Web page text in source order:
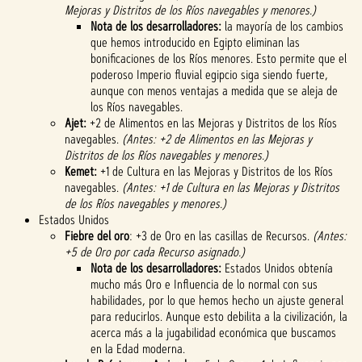
Mejoras y Distritos de los Ríos navegables y menores.)
Nota de los desarrolladores: la mayoría de los cambios
que hemos introducido en Egipto eliminan las
bonificaciones de los Ríos menores. Esto permite que el
poderoso Imperio fluvial egipcio siga siendo fuerte,
aunque con menos ventajas a medida que se aleja de
los Ríos navegables.
Ajet:+2 de Alimentos en las Mejoras y Distritos de los Ríos
navegables. (Antes: +2 de Alimentos en las Mejoras y
Distritos de los Ríos navegables y menores.)
Kemet:+1 de Cultura en las Mejoras y Distritos de los Ríos
navegables. (Antes: +1 de Cultura en las Mejoras y Distritos
de los Ríos navegables y menores.)
Estados Unidos
Fiebre del oro: +3 de Oro en las casillas de Recursos. (Antes:
+5 de Oro por cada Recurso asignado.)
Nota de los desarrolladores: Estados Unidos obtenía
mucho más Oro e Influencia de lo normal con sus
habilidades, por lo que hemos hecho un ajuste general
para reducirlos. Aunque esto debilita a la civilización, la
acerca más a la jugabilidad económica que buscamos
en la Edad moderna.